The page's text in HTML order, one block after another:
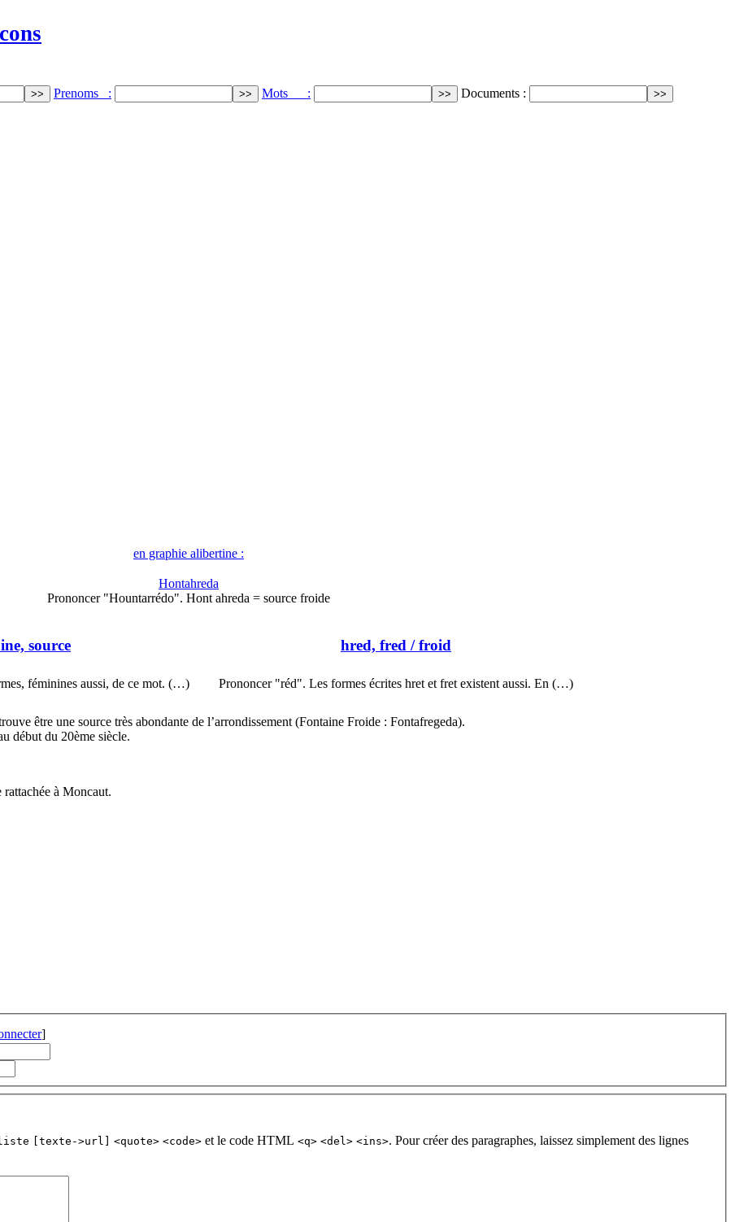
Prenoms : Mots : Documents :
en graphie alibertine :
Hontahreda
Prononcer "Hountarrédo". Hont ahreda = source froide
source
féminines aussi, de ce mot. (…)
hred, fred / froid
Prononcer "réd". Les formes écrites hret et fret existent aussi. En (…)
être une source très abondante de l’arrondissement (Fontaine Froide : Fontafregeda).
début du 20ème siècle.
rattachée à Moncaut.
]
[texte->url] <quote> <code> et le code HTML <q> <del> <ins>. Pour créer des paragraphes, laissez simplement des lignes